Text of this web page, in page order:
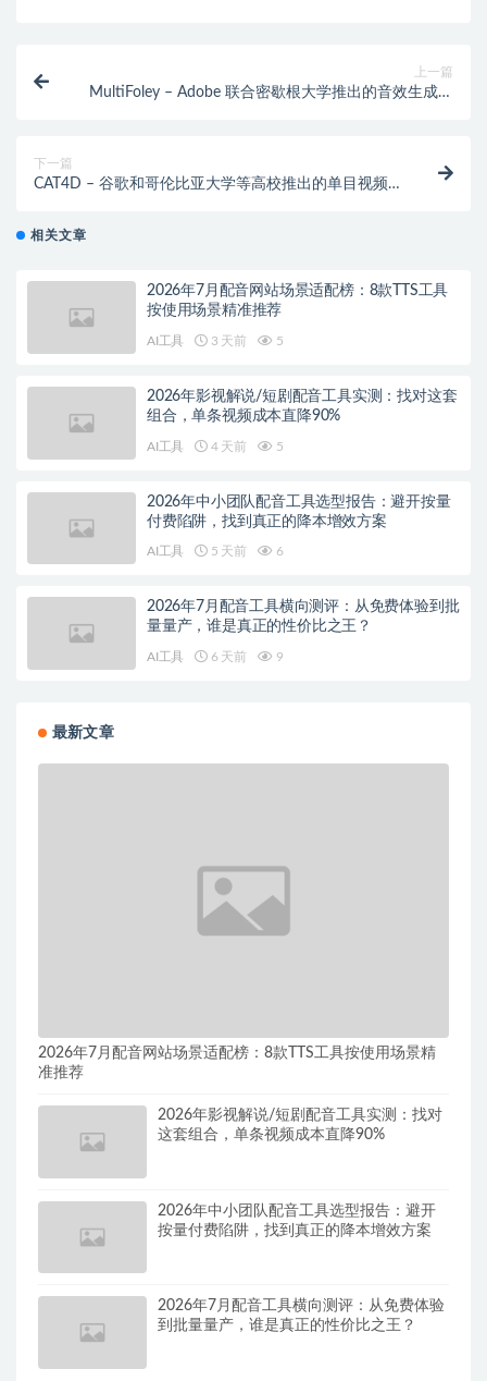
上一篇
MultiFoley – Adobe 联合密歇根大学推出的音效生成系
下一篇
CAT4D – 谷歌和哥伦比亚大学等高校推出的单目视频创
相关文章
2026年7月配音网站场景适配榜：8款TTS工具
按使用场景精准推荐
AI工具 3 天前 5
2026年影视解说/短剧配音工具实测：找对这套
组合，单条视频成本直降90%
AI工具 4 天前 5
2026年中小团队配音工具选型报告：避开按量
付费陷阱，找到真正的降本增效方案
AI工具 5 天前 6
2026年7月配音工具横向测评：从免费体验到批
量量产，谁是真正的性价比之王？
AI工具 6 天前 9
最新文章
2026年7月配音网站场景适配榜：8款TTS工具按使用场景精
准推荐
2026年影视解说/短剧配音工具实测：找对
这套组合，单条视频成本直降90%
2026年中小团队配音工具选型报告：避开
按量付费陷阱，找到真正的降本增效方案
2026年7月配音工具横向测评：从免费体验
到批量量产，谁是真正的性价比之王？